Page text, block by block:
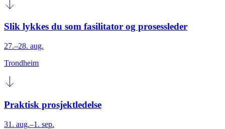
Slik lykkes du som fasilitator og prosessleder
27.–28. aug.
Trondheim
Praktisk prosjektledelse
31. aug.–1. sep.